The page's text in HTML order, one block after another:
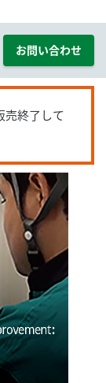
お問い合わせ
売終了して